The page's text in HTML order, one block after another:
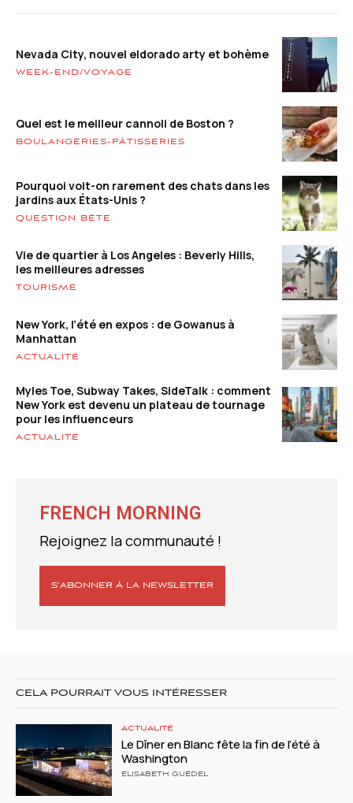
Nevada City, nouvel eldorado arty et bohème
WEEK-END/VOYAGE
Quel est le meilleur cannoli de Boston ?
BOULANGERIES-PÂTISSERIES
Pourquoi voit-on rarement des chats dans les
jardins aux États-Unis ?
QUESTION BÊTE
Vie de quartier à Los Angeles : Beverly Hills,
les meilleures adresses
TOURISME
New York, l’été en expos : de Gowanus à
Manhattan
ACTUALITÉ
Myles Toe, Subway Takes, SideTalk : comment
New York est devenu un plateau de tournage
pour les influenceurs
ACTUALITÉ
FRENCH MORNING
Rejoignez la communauté !
S’ABONNER À LA NEWSLETTER
CELA POURRAIT VOUS INTÉRESSER
ACTUALITÉ
Le Dîner en Blanc fête la fin de l’été à
Washington
ELISABETH GUÉDEL